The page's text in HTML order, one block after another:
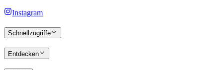
Instagram
Schnellzugriffe
Entdecken